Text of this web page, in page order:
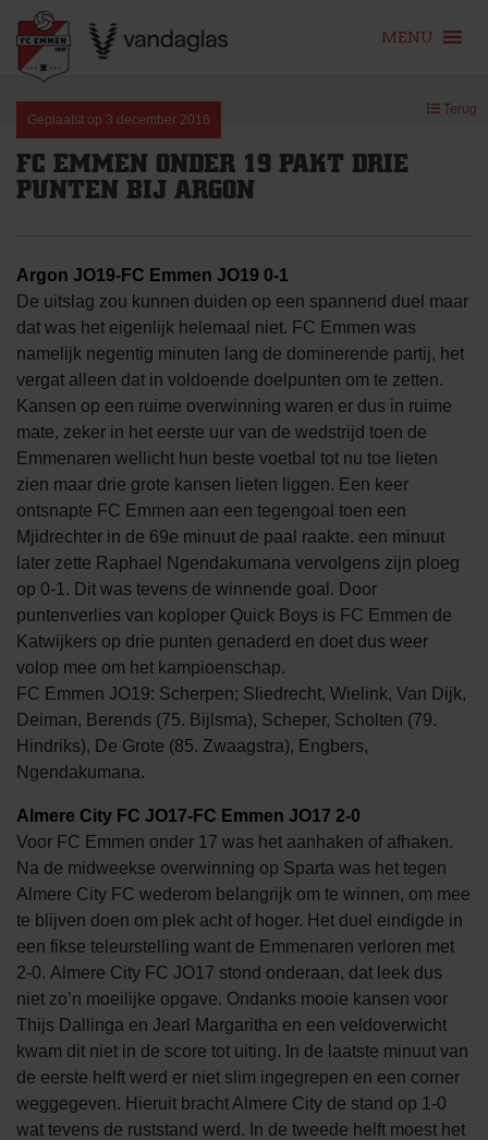
content
MENU
Geplaatst op 3 december 2016
Terug
FC EMMEN ONDER 19 PAKT DRIE
PUNTEN BIJ ARGON
Argon JO19-FC Emmen JO19 0-1
De uitslag zou kunnen duiden op een spannend duel maar
dat was het eigenlijk helemaal niet. FC Emmen was
namelijk negentig minuten lang de dominerende partij, het
vergat alleen dat in voldoende doelpunten om te zetten.
Kansen op een ruime overwinning waren er dus in ruime
mate, zeker in het eerste uur van de wedstrijd toen de
Emmenaren wellicht hun beste voetbal tot nu toe lieten
zien maar drie grote kansen lieten liggen. Een keer
ontsnapte FC Emmen aan een tegengoal toen een
Mjidrechter in de 69e minuut de paal raakte. een minuut
later zette Raphael Ngendakumana vervolgens zijn ploeg
op 0-1. Dit was tevens de winnende goal. Door
puntenverlies van koploper Quick Boys is FC Emmen de
Katwijkers op drie punten genaderd en doet dus weer
volop mee om het kampioenschap.
FC Emmen JO19: Scherpen; Sliedrecht, Wielink, Van Dijk,
Deiman, Berends (75. Bijlsma), Scheper, Scholten (79.
Hindriks), De Grote (85. Zwaagstra), Engbers,
Ngendakumana.
Almere City FC JO17-FC Emmen JO17 2-0
Voor FC Emmen onder 17 was het aanhaken of afhaken.
Na de midweekse overwinning op Sparta was het tegen
Almere City FC wederom belangrijk om te winnen, om mee
te blijven doen om plek acht of hoger. Het duel eindigde in
een fikse teleurstelling want de Emmenaren verloren met
2-0. Almere City FC JO17 stond onderaan, dat leek dus
niet zo’n moeilijke opgave. Ondanks mooie kansen voor
Thijs Dallinga en Jearl Margaritha en een veldoverwicht
kwam dit niet in de score tot uiting. In de laatste minuut van
de eerste helft werd er niet slim ingegrepen en een corner
weggegeven. Hieruit bracht Almere City de stand op 1-0
wat tevens de ruststand werd. In de tweede helft moest het